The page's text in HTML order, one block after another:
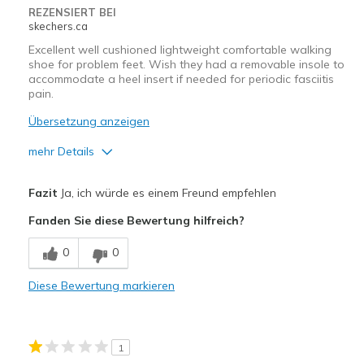
Width
Sizing
View On Shoes
Shoes are for Wearing
REZENSIERT BEI
skechers.ca
Excellent well cushioned lightweight comfortable walking
shoe for problem feet. Wish they had a removable insole to
accommodate a heel insert if needed for periodic fasciitis
pain.
Übersetzung anzeigen
mehr Details
Breathe Well
Comfortable
Fazit Ja, ich würde es einem Freund empfehlen
Fanden Sie diese Bewertung hilfreich?
0 0
Diese Bewertung markieren
1